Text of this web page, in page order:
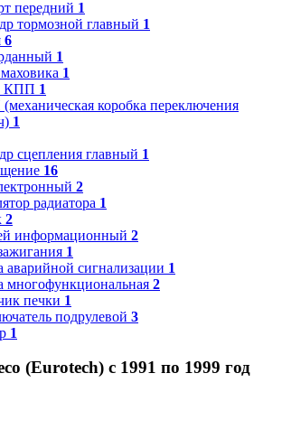
передний 1
тормозной главный 1
6
1
1
КПП 1
коробка переключения
1
сцепления главный 1
16
2
радиатора 1
2
информационный 2
1
аварийной сигнализации 1
многофункциональная 2
печки 1
подрулевой 3
1
(Eurotech) с 1991 по 1999 год